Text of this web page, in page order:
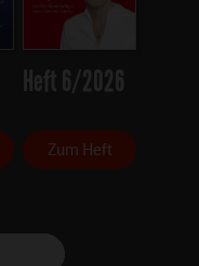
Heft 6/2026
Zum Heft